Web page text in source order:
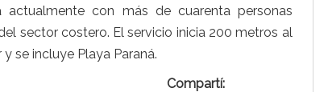
actualmente con más de cuarenta personas
sector costero. El servicio inicia 200 metros al
se incluye Playa Paraná.
Compartí: